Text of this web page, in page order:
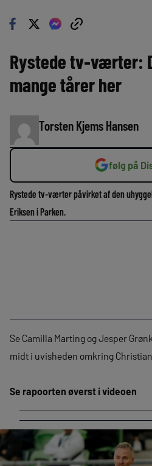
Rystede tv-værter:
mange tårer her
Torsten Kjems Hansen
følg på
Rystede tv-værter påvirket af den
Eriksen i Parken.
Se Camilla Marting og Jesper
midt i uvisheden omkring
Se rapoorten øverst i videoen